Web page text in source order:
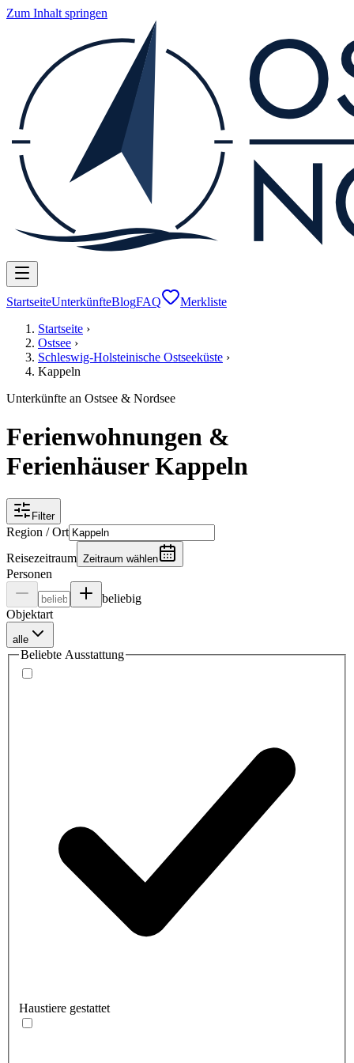
Zum Inhalt springen
StartseiteUnterkünfteBlogFAQ
Merkliste
Startseite ›
Ostsee ›
Schleswig-Holsteinische Ostseeküste ›
Kappeln
Unterkünfte an Ostsee & Nordsee
Ferienwohnungen &
Ferienhäuser Kappeln
Filter
Region / Ort
Reisezeitraum Zeitraum wählen
Personen
beliebig
Objektart
alle
Beliebte Ausstattung
Haustiere gestattet